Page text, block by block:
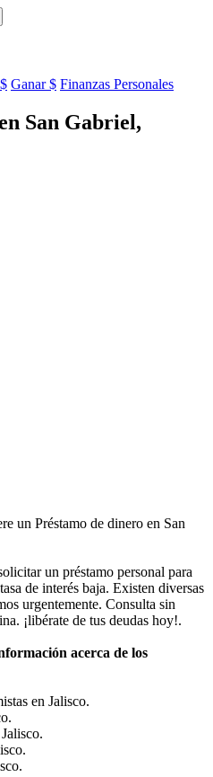
Ganar $ Finanzas Personales
San Gabriel,
un Préstamo de dinero en San
un préstamo personal para
de interés baja. Existen diversas
urgentemente. Consulta sin
¡libérate de tus deudas hoy!.
acerca de los
en Jalisco.